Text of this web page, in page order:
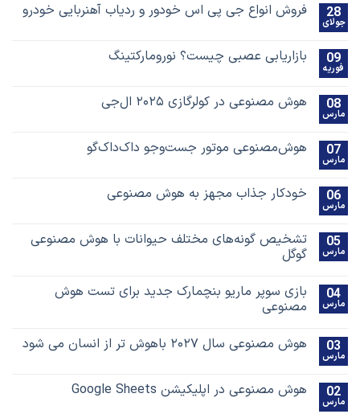
فروش انواع جی پی اس خودور و ردیاب آهنربایی خودرو
بازاریابی عصبی چیست؟ نورومارکتینگ
هوش مصنوعی در کولرگازی ۲۰۲۵ ال‌جی
هوش‌مصنوعی موتور جست‌و‌جو داک‌داک‌گو
خودکار جذاب مجهز به هوش مصنوعی
تشخیص گونه‌های مختلف حیوانات با هوش مصنوعی
گوگل
بازی سوپر ماریو بنچمارک جدید برای تست هوش
مصنوعی
هوش مصنوعی سال ۲۰۲۷ باهوش تر از انسان می شود
هوش مصنوعی در اپلیکیشن Google Sheets